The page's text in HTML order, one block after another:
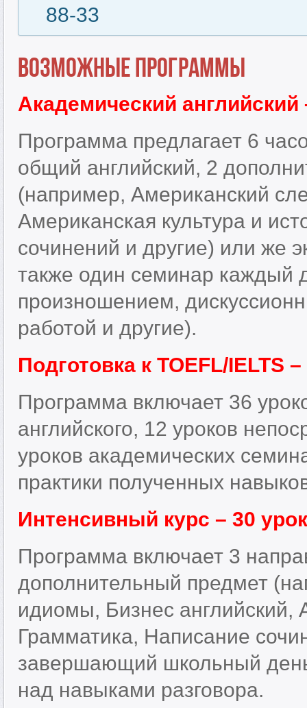
88-33
Возможные программы
Академический
Программа предлагает 6
общий английский, 2
(например, Американский
Американская культура и
сочинений и другие) или же
также один семинар каждый
произношением,
работой и другие).
Подготовка к TOEFL/IELTS
Программа включает 36
английского, 12 уроков
уроков академических
практики полученных
Интенсивный курс – 30
Программа включает 3
дополнительный предмет
идиомы, Бизнес английский,
Грамматика, Написание
завершающий школьный
над навыками разговора.